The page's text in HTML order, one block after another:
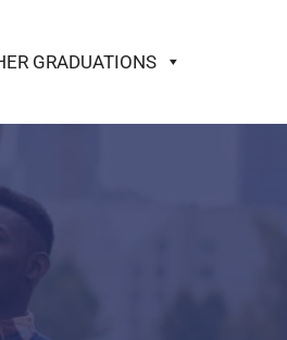
GRADUATIONS